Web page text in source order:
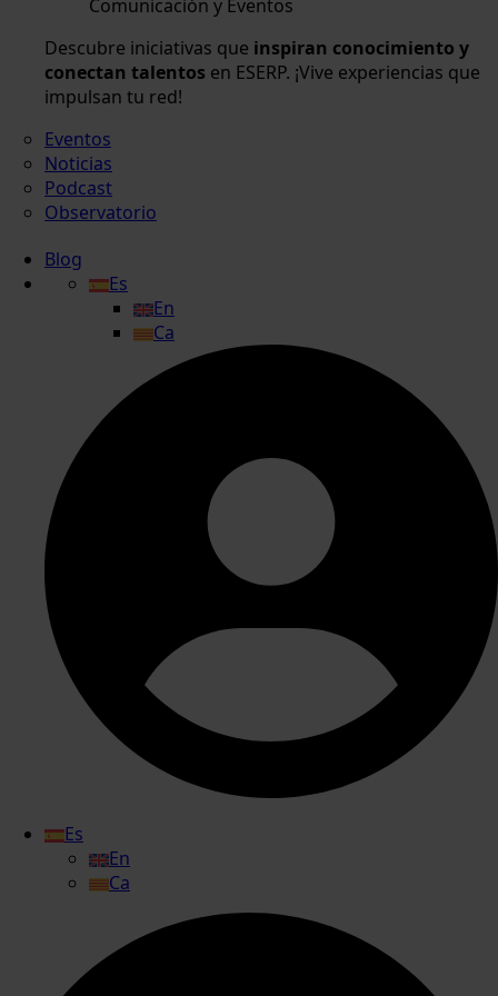
Comunicación y Eventos
Descubre iniciativas que inspiran conocimiento y
conectan talentos en ESERP. ¡Vive experiencias que
impulsan tu red!
Eventos
Noticias
Podcast
Observatorio
Blog
Es
En
Ca
Es
En
Ca